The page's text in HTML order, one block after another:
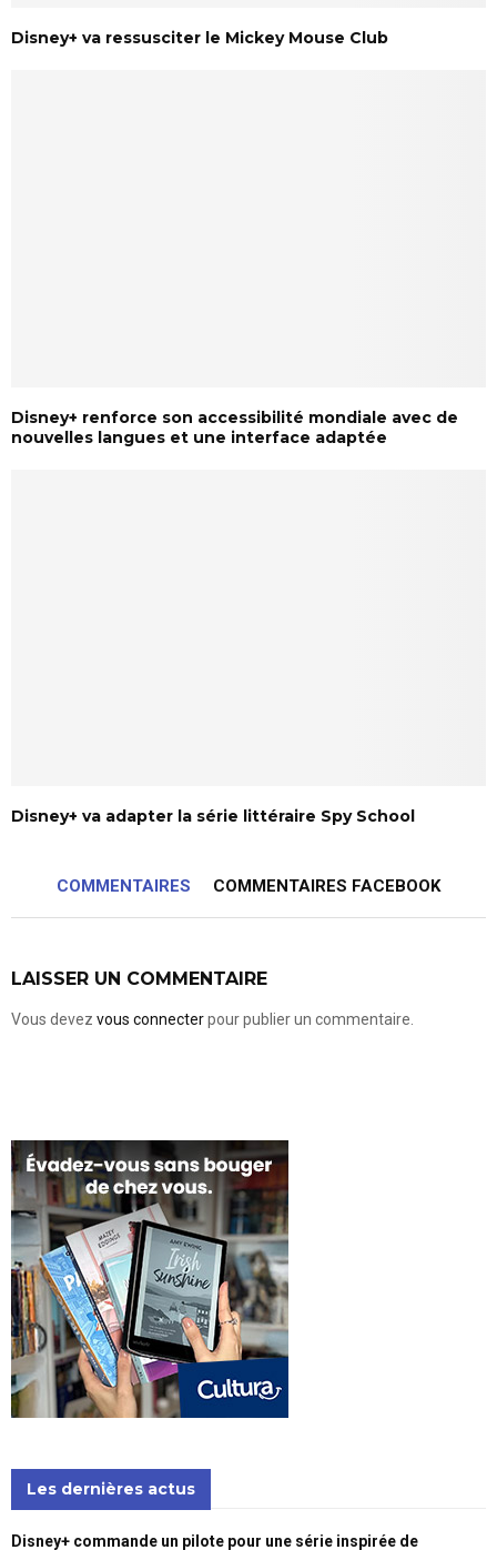
Disney+ va ressusciter le Mickey Mouse Club
Disney+ renforce son accessibilité mondiale avec de
nouvelles langues et une interface adaptée
Disney+ va adapter la série littéraire Spy School
COMMENTAIRES COMMENTAIRES FACEBOOK
LAISSER UN COMMENTAIRE
Vous devez vous connecterpour publier un commentaire.
Les dernières actus
Disney+ commande un pilote pour une série inspirée de